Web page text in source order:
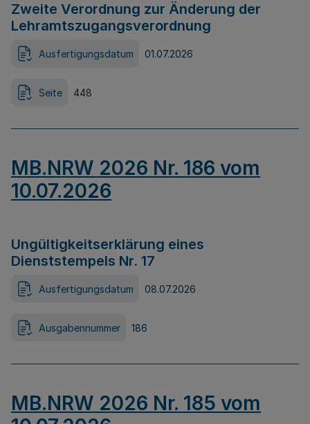
Zweite Verordnung zur Änderung der
Lehramtszugangsverordnung
Ausfertigungsdatum 01.07.2026
Seite 448
MB.NRW 2026 Nr. 186 vom
10.07.2026
Ungültigkeitserklärung eines
Dienststempels Nr. 17
Ausfertigungsdatum 08.07.2026
Ausgabennummer 186
MB.NRW 2026 Nr. 185 vom